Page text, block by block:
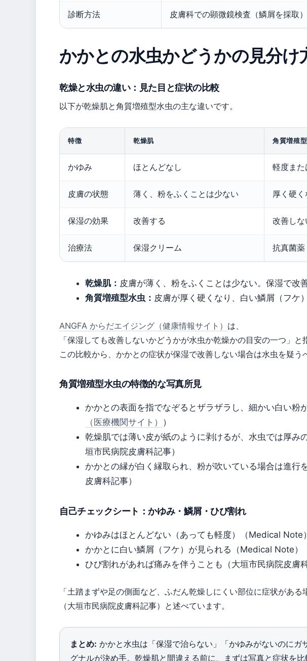
診断方法 皮膚科での顕微鏡検査（鱗屑を採取）
かかとの水虫かどうかの見分け
乾燥と水虫の違い：見た目と症状の比較
以下が乾燥肌と角質増殖型水虫の主な違いです。
特徴 乾燥肌 角質増殖
かゆみ ほとんどなし 軽度また
皮膚の状態 薄く、粉をふくことは少ない 厚く硬
保湿の効果 改善する 改善しな
治療法 保湿クリーム 抗真菌薬
乾燥肌： 皮膚が薄く、粉をふくことは少ない。保湿で改善
角質増殖型水虫： 皮膚が厚く硬くなり、白い鱗屑（フケ
ANGFA からだエイジング（健康情報サイト） は、
「保湿しても改善しないかどうかが水虫か乾燥かの目安の一つ」と
この比較から、かかとの症状が保湿で改善しない場合は水虫を疑う
角質増殖型水虫の特徴的な写真所見
かかとの表面を指でなぞるとザラザラし、細かい白い粉
（医療機関サイト） ）
乾燥肌では薄い皮が紙のように剥けるが、水虫では厚み
垣市民病院皮膚科記事）
かかとの縁が白く縁取られ、粉が吹いている場合は進行
皮膚科記事）
自己チェックシート：かゆみ・鱗屑・ひび割れ
かゆみはほとんどない（あっても軽度）（Medical Note）
かかとに白い鱗屑（フケ）が見られる（Medical Note）
ひび割れがあれば痛みを伴うことも（大垣市民病院皮膚科
「土踏まずや足の側面など、ふだん乾燥しにくい部位に症状がある
（大垣市民病院皮膚科記事）と述べています。
まとめ: かかと水虫は「保湿で治らない」「かゆみがないのにガ
グナルが決め手。乾燥肌と間違える前に、まずは写真と症状を比